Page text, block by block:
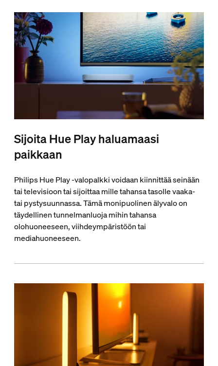
Sijoita Hue Play haluamaasi
paikkaan
Philips Hue Play ‑valopalkki voidaan kiinnittää seinään
tai televisioon tai sijoittaa mille tahansa tasolle vaaka-
tai pystysuunnassa. Tämä monipuolinen älyvalo on
täydellinen tunnelmanluoja mihin tahansa
olohuoneeseen, viihdeympäristöön tai
mediahuoneeseen.